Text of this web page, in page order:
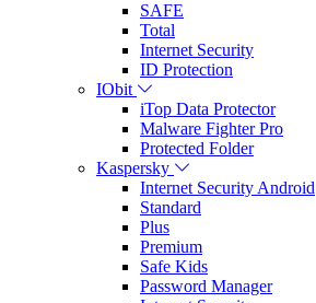
SAFE
Total
Internet Security
ID Protection
IObit
iTop Data Protector
Malware Fighter Pro
Protected Folder
Kaspersky
Internet Security Android
Standard
Plus
Premium
Safe Kids
Password Manager